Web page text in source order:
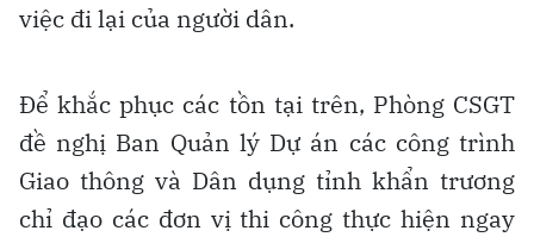
việc đi lại của người dân.
Để khắc phục các tồn tại trên, Phòng CSGT
đề nghị Ban Quản lý Dự án các công trình
Giao thông và Dân dụng tỉnh khẩn trương
chỉ đạo các đơn vị thi công thực hiện ngay